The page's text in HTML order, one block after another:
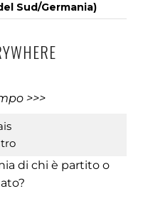
Sud/Germania)
>>>
di chi è partito o